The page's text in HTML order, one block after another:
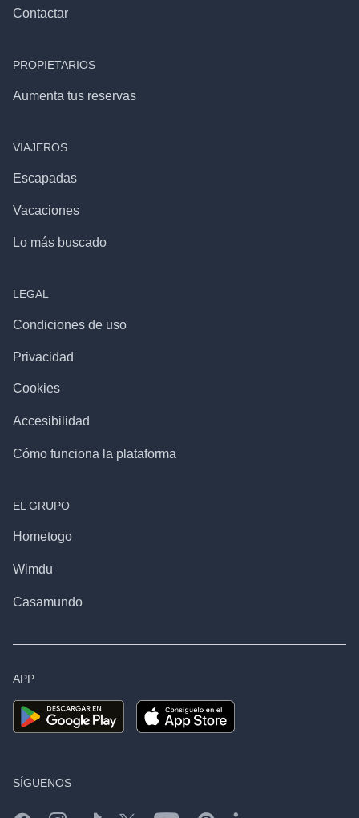
Contactar
PROPIETARIOS
Aumenta tus reservas
VIAJEROS
Escapadas
Vacaciones
Lo más buscado
LEGAL
Condiciones de uso
Privacidad
Cookies
Accesibilidad
Cómo funciona la plataforma
EL GRUPO
Hometogo
Wimdu
Casamundo
APP
SÍGUENOS